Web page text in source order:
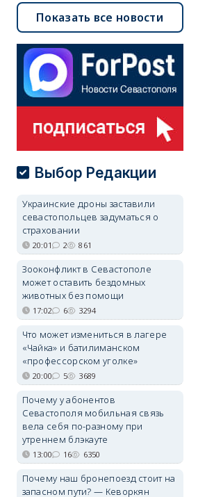
Показать все новости
Выбор Редакции
Украинские дроны заставили
севастопольцев задуматься о
страховании
20:01 2 861
Зооконфликт в Севастополе
может оставить бездомных
животных без помощи
17:02 6 3294
Что может измениться в лагере
«Чайка» и батилиманском
«профессорском уголке»
20:00 5 3689
Почему у абонентов
Севастополя мобильная связь
вела себя по-разному при
утреннем блэкауте
13:00 16 6350
Почему наш бронепоезд стоит на
запасном пути? — Кеворкян